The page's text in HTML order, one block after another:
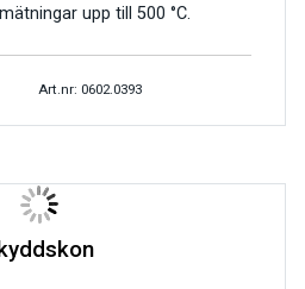
upp till 500 °C.
Art.nr: 0602.0393